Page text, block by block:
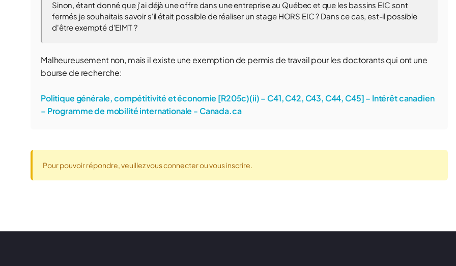
Sinon, étant donné que j'ai déjà une offre dans une entreprise au Québec et que les bassins EIC sont
fermés je souhaitais savoir s'il était possible de réaliser un stage HORS EIC ? Dans ce cas, est-il possible
d'être exempté d'EIMT ?
Malheureusement non, mais il existe une exemption de permis de travail pour les doctorants qui ont une
bourse de recherche:
Politique générale, compétitivité et économie [R205c)(ii) – C41, C42, C43, C44, C45] – Intérêt canadien
– Programme de mobilité internationale - Canada.ca
Pour pouvoir répondre, veuillez vous connecter ou vous inscrire.